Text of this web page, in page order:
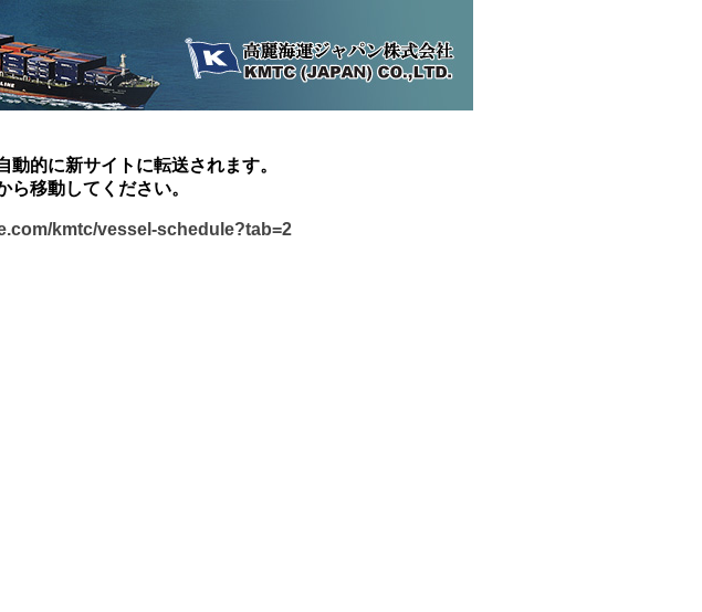
的に新サイトに転送されます。
移動してください。
kmtc/vessel-schedule?tab=2